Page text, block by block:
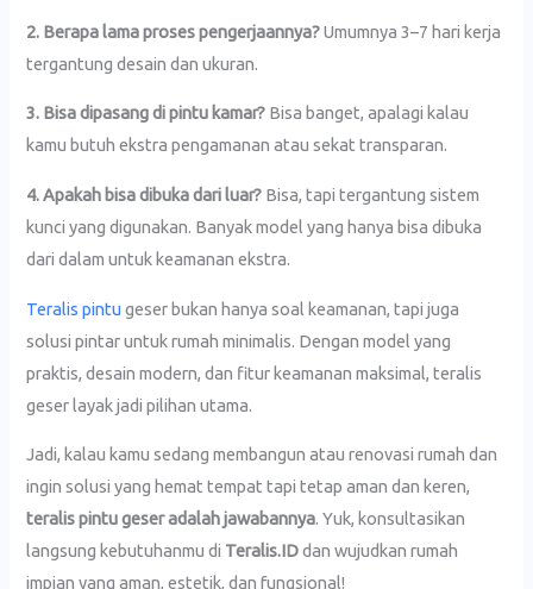
2. Berapa lama proses pengerjaannya?Umumnya 3–7 hari kerja
tergantung desain dan ukuran.
3. Bisa dipasang di pintu kamar? Bisa banget, apalagi kalau
kamu butuh ekstra pengamanan atau sekat transparan.
4. Apakah bisa dibuka dari luar? Bisa, tapi tergantung sistem
kunci yang digunakan. Banyak model yang hanya bisa dibuka
dari dalam untuk keamanan ekstra.
Teralis pintu geser bukan hanya soal keamanan, tapi juga
solusi pintar untuk rumah minimalis. Dengan model yang
praktis, desain modern, dan fitur keamanan maksimal, teralis
geser layak jadi pilihan utama.
Jadi, kalau kamu sedang membangun atau renovasi rumah dan
ingin solusi yang hemat tempat tapi tetap aman dan keren,
teralis pintu geser adalah jawabannya. Yuk, konsultasikan
langsung kebutuhanmu di Teralis.IDdan wujudkan rumah
impian yang aman, estetik, dan fungsional!